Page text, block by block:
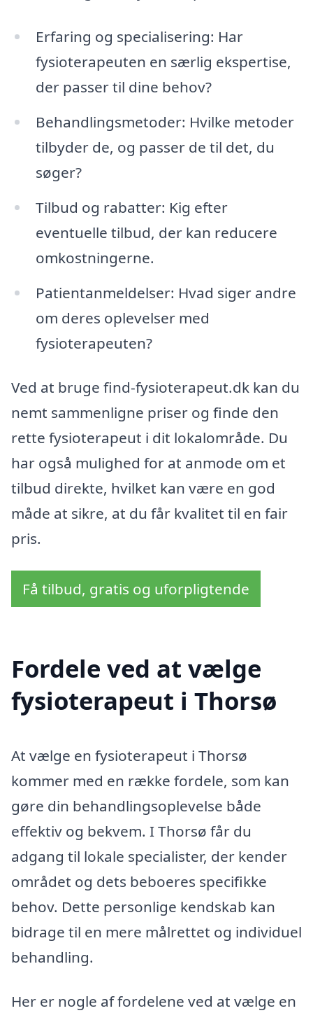
Erfaring og specialisering: Har
fysioterapeuten en særlig ekspertise,
der passer til dine behov?
Behandlingsmetoder: Hvilke metoder
tilbyder de, og passer de til det, du
søger?
Tilbud og rabatter: Kig efter
eventuelle tilbud, der kan reducere
omkostningerne.
Patientanmeldelser: Hvad siger andre
om deres oplevelser med
fysioterapeuten?
Ved at bruge find-fysioterapeut.dk kan du
nemt sammenligne priser og finde den
rette fysioterapeut i dit lokalområde. Du
har også mulighed for at anmode om et
tilbud direkte, hvilket kan være en god
måde at sikre, at du får kvalitet til en fair
pris.
Få tilbud, gratis og uforpligtende
Fordele ved at vælge
fysioterapeut i Thorsø
At vælge en fysioterapeut i Thorsø
kommer med en række fordele, som kan
gøre din behandlingsoplevelse både
effektiv og bekvem. I Thorsø får du
adgang til lokale specialister, der kender
området og dets beboeres specifikke
behov. Dette personlige kendskab kan
bidrage til en mere målrettet og individuel
behandling.
Her er nogle af fordelene ved at vælge en